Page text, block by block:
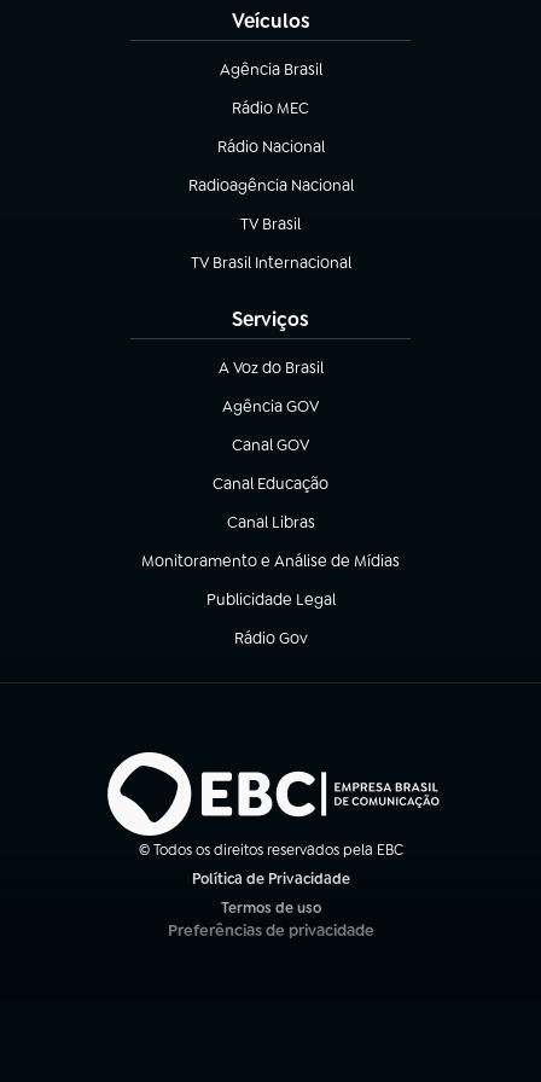
Veículos
Agência Brasil
(abre em nova aba)
Rádio MEC
(abre em nova aba)
Rádio Nacional
Radioagência Nacional
(abre em nova aba)
TV Brasil
(abre em nova aba)
TV Brasil Internacional
(abre em nova aba)
Serviços
A Voz do Brasil
(abre em nova aba)
Agência GOV
(abre em nova aba)
Canal GOV
(abre em nova aba)
Canal Educação
(abre em nova aba)
Canal Libras
(abre em nova aba)
Monitoramento e Análise de Mídias
(abre em nova aba)
Publicidade Legal
(abre em nova aba)
Rádio Gov
(abre em nova aba)
© Todos os direitos reservados pela EBC
Política de Privacidade
Termos de uso
(abre em nova aba)
Preferências de privacidade